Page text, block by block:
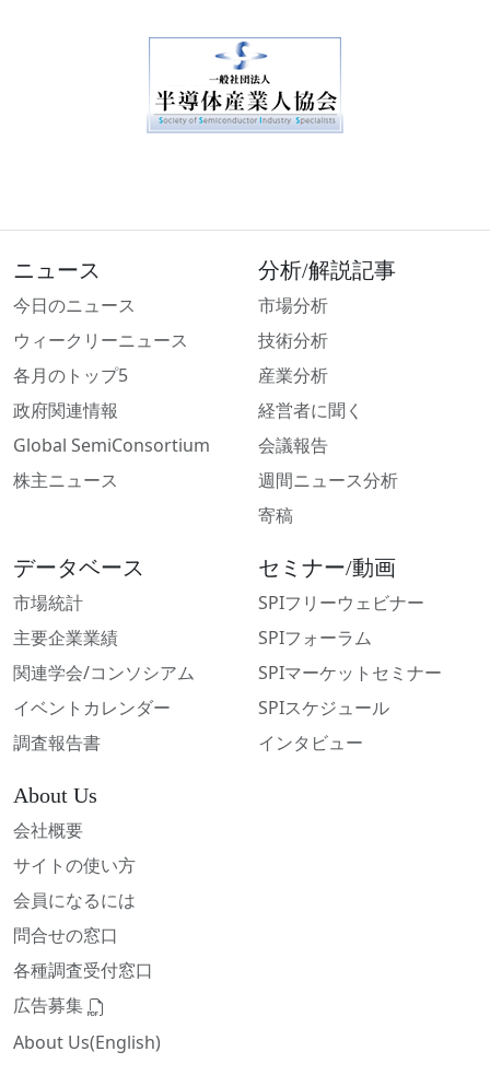
ニュース
今日のニュース
ウィークリーニュース
各月のトップ5
政府関連情報
Global SemiConsortium
株主ニュース
分析/解説記事
市場分析
技術分析
産業分析
経営者に聞く
会議報告
週間ニュース分析
寄稿
データベース
市場統計
主要企業業績
関連学会/コンソシアム
イベントカレンダー
調査報告書
セミナー/動画
SPIフリーウェビナー
SPIフォーラム
SPIマーケットセミナー
SPIスケジュール
インタビュー
About Us
会社概要
サイトの使い方
会員になるには
問合せの窓口
各種調査受付窓口
広告募集
About Us(English)